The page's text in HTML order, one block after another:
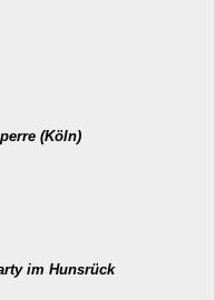
(Köln)
im Hunsrück